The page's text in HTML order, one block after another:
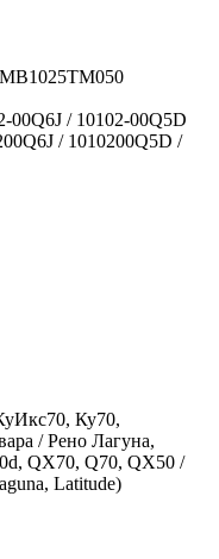
00Q6J / 10102-00Q5D
/ 1010200Q5D /
Ку70,
/ Рено Лагуна,
QX70, Q70, QX50 /
Latitude)